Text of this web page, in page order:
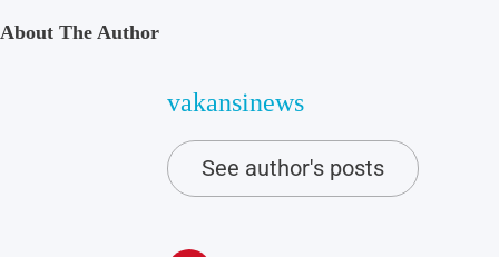
About The Author
vakansinews
See author's posts